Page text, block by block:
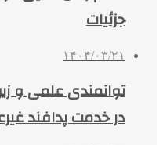
جزئیات
۱۴۰۴/۰۳/۲۱
توانمندی علمی و
در خدمت پدافند